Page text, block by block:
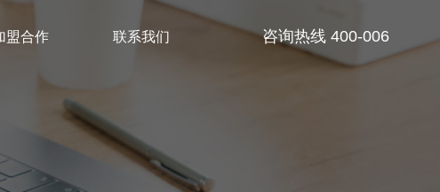
盟合作 联系我们